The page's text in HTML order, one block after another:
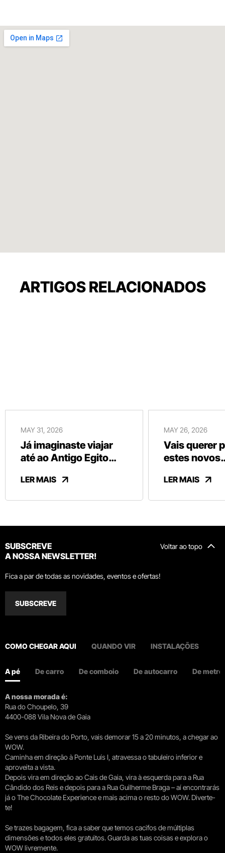
ARTIGOS RELACIONADOS
MAY 31, 2026
Já imaginaste viajar
até ao Antigo Egito
de Gaia?
LER MAIS
MAY 26, 2026
Vais querer
estes novos
da Vinte
LER MAIS
Voltar ao topo
SUBSCREVE
A NOSSA NEWSLETTER!
Fica a par de todas as novidades, eventos e ofertas!
SUBSCREVE
COMO CHEGAR AQUI QUANDO VIR INSTALAÇÕES
A pé De carro De comboio De autocarro De metro
A nossa morada é:
Rua do Choupelo, 39
4400-088 Vila Nova de Gaia
Se vens da Ribeira do Porto, vais demorar 15 a 20 minutos, a chegar ao
WOW.
Caminha em direção à Ponte Luís I, atravessa o tabuleiro inferior e
aproveita a vista.
Depois vira em direção ao Cais de Gaia, vira à esquerda para a Rua
Cândido dos Reis e depois para a Rua Guilherme Braga – aí encontrarás
já o The Chocolate Experience e mais acima o resto do WOW. Diverte-
te!
Se trazes bagagem, fica a saber que temos cacifos de múltiplas
dimensões e todos eles gratuitos. Guarda as tuas coisas e explora o
WOW livremente.